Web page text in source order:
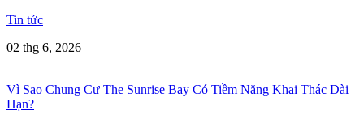
Tin tức
02 thg 6, 2026
Vì Sao Chung Cư The Sunrise Bay Có Tiềm Năng Khai Thác Dài
Hạn?